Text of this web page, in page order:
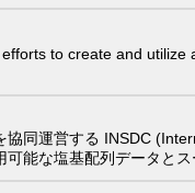
to create and
同運営する INSDC
能な塩基配列データと